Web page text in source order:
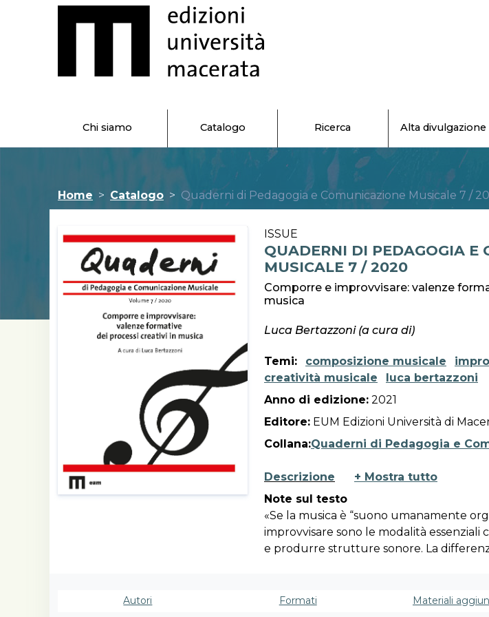
Chi siamo Catalogo Ricerca Alta divulgazione
Home Catalogo Quaderni di Pedagogia e Comunicazione Musicale 7 /
ISSUE
QUADERNI DI PEDAGOGIA E
MUSICALE 7 / 2020
Comporre e improvvisare: valenze
musica
Luca Bertazzoni (a cura di)
Temi: composizione musicale
creatività musicale
luca bertazzoni
Anno di edizione: 2021
Editore: EUM Edizioni Università di
Collana:Quaderni di Pedagogia e
Descrizione
+ Mostra tutto
Note sul testo
«Se la musica è “suono umanamente
improvvisare sono le modalità essenziali
e produrre strutture sonore. La
in tempo differito e in tempo reale.
Autori Formati Materiali